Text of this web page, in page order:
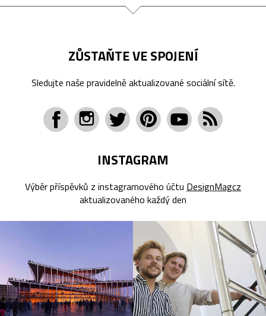
ZŮSTAŇTE VE SPOJENÍ
Sledujte naše pravidelně aktualizované sociální sítě.
INSTAGRAM
Výběr příspěvků z instagramového účtu DesignMagcz
aktualizovaného každý den